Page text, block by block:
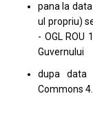
pana la
ul propriu)
- OGL ROU
Guvernului
dupa data
Commons